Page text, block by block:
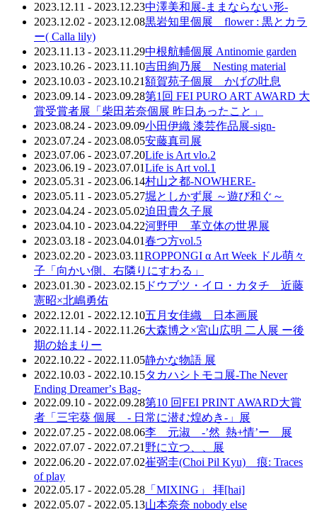
2023.12.11 - 2023.12.23中澤美和展-ままならない形-
2023.12.02 - 2023.12.08黒岩知里個展 flower : 黒とカラ
ー( Calla lily)
2023.11.13 - 2023.11.29中根航輔個展 Antinomie garden
2023.10.26 - 2023.11.10吉田絢乃展 Nesting material
2023.10.03 - 2023.10.21額賀苑子個展 かげの吐息
2023.09.14 - 2023.09.28第1回 FEI PURO ART AWARD 大
賞受賞者展「柴田若奈個展 昨日あったこと」
2023.08.24 - 2023.09.09小田伊織 漆芸作品展-sign-
2023.07.24 - 2023.08.05安藤真司展
2023.07.06 - 2023.07.20Life is Art vlo.2
2023.06.19 - 2023.07.01Life is Art vol.1
2023.05.31 - 2023.06.14村山之都-NOWHERE-
2023.05.11 - 2023.05.27堀としかず展 ～遊び和ぐ～
2023.04.24 - 2023.05.02迫田貴久子展
2023.04.10 - 2023.04.22河野甲 革立体の世界展
2023.03.18 - 2023.04.01春つ方vol.5
2023.02.20 - 2023.03.11ROPPONGI α Art Week ドル萌々
子「向かい側、右隣りにすわる」
2023.01.30 - 2023.02.15 ドウブツ・イロ・カタチ 近藤
憲昭×北嶋勇佑
2022.12.01 - 2022.12.10五月女佳織 日本画展
2022.11.14 - 2022.11.26大森博之×宮山広明 二人展 ー後
期の始まりー
2022.10.22 - 2022.11.05静かな物語 展
2022.10.03 - 2022.10.15タカハシトモコ展-The Never
Ending Dreamerʼs Bag-
2022.09.10 - 2022.09.28第10 回FEI PRINT AWARD大賞
者「三宅葵 個展 - 日常に潜む煌めき-」展
2022.07.25 - 2022.08.06李 元淑 -’然_熱+情’ー 展
2022.07.07 - 2022.07.21 野に立つ、、展
2022.06.20 - 2022.07.02崔弼圭(Choi Pil Kyu) 痕: Traces
of play
2022.05.17 - 2022.05.28 「MIXING」 拝[hai]
2022.05.07 - 2022.05.13山本奈奈 nobody else